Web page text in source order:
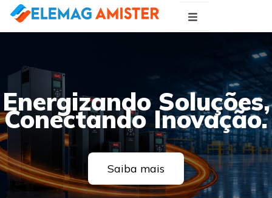
Energizando Soluções,
Conectando Inovação.
Saiba mais